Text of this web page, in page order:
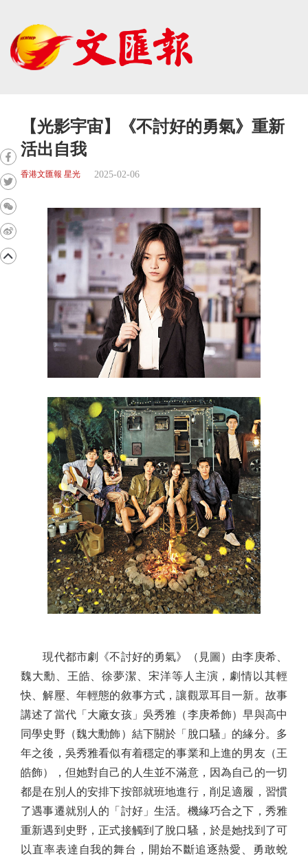
【光影宇宙】《不討好的勇氣》重新
活出自我
香港文匯報 星光 2025-02-06
現代都市劇《不討好的勇氣》（見圖）由李庚希、
魏大勳、王皓、徐夢潔、宋洋等人主演，劇情以其輕
快、解壓、年輕態的敘事方式，讓觀眾耳目一新。故事
講述了當代「大廠女孩」吳秀雅（李庚希飾）早與高中
同學史野（魏大勳飾）結下關於「脫口騷」的緣分。多
年之後，吳秀雅看似有着穩定的事業和上進的男友（王
皓飾），但她對自己的人生並不滿意，因為自己的一切
都是在別人的安排下按部就班地進行，削足適履，習慣
了遇事遷就別人的「討好」生活。機緣巧合之下，秀雅
重新遇到史野，正式接觸到了脫口騷，於是她找到了可
以直率表達自我的舞台，開始不斷追逐熱愛、勇敢蛻